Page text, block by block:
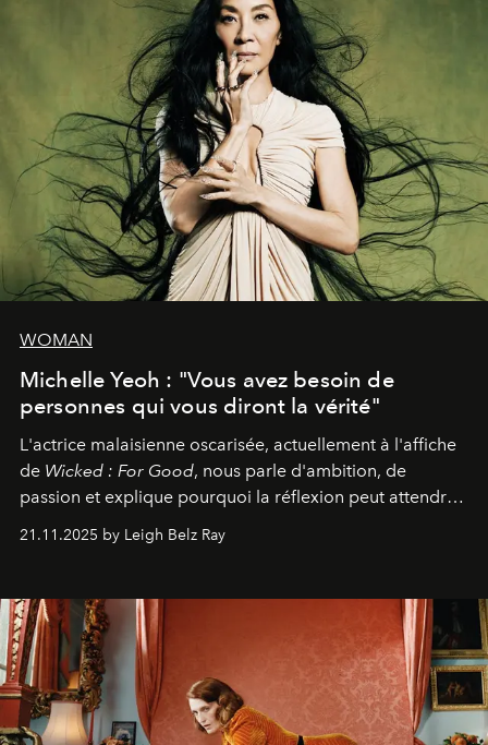
WOMAN
Michelle Yeoh : "Vous avez besoin de
personnes qui vous diront la vérité"
L'actrice malaisienne oscarisée, actuellement à l'affiche
de Wicked : For Good, nous parle d'ambition, de
passion et explique pourquoi la réflexion peut attendre.
personnage qui dit : 'C'est mon désir, mon ambition, ma
21.11.2025 by Leigh Belz Ray